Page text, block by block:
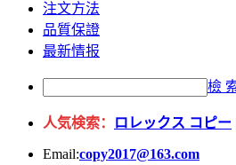
注文方法
品質保證
最新情报
檢
人気検索： ロレックス コピー
Email:copy2017@163.com